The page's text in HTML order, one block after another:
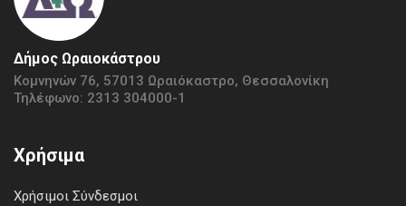
Δήμος Ωραιοκάστρου
Κομνηνών 76, 57013 Ωραιόκαστρο, Θεσσαλονίκη
Τηλέφωνο: 2313 304000-1
Χρήσιμα
Χρήσιμοι Σύνδεσμοι